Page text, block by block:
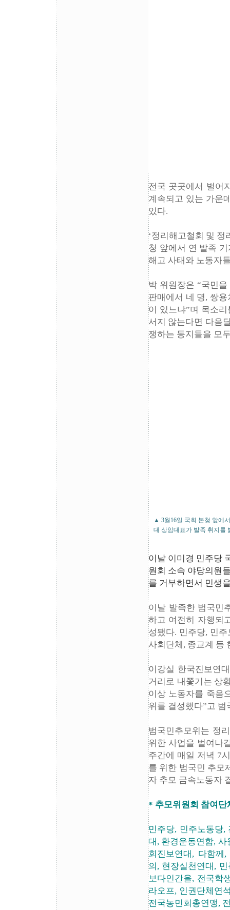
전국 곳곳에서 벌어
계속되고 있는 가운
있다.
‘정리해고철회 및 정
청 앞에서 연 발족
해고 사태와 노동자
박 위원장은 “국민
판매에서 네 명, 쌍
이 있느냐”며 목소
서지 않는다면 다음
쟁하는 동지들을 모
▲ 3월16일 국회 본청 앞에
대 상임대표가 발족 취지를
이날 이미경 민주당
원회 소속 야당의원
를 거부하면서 민생
이날 발족한 범국민
하고 여전히 자행되
성됐다. 민주당, 민
사회단체, 종교계 등
이강실 한국진보연
거리로 내쫓기는 상
이상 노동자를 죽음
위를 결성했다”고
범국민추모위는 정
위한 사업을 벌여나
주간에 매일 저녁 7
를 위한 범국민 추모
자 추모 금속노동자
* 추모위원회 참여단
민주당, 민주노동당,
대, 환경운동연합,
회진보연대, 다함께
의, 현장실천연대,
보다인간을, 전국학
라오프, 인권단체연
전국농민회총연맹,